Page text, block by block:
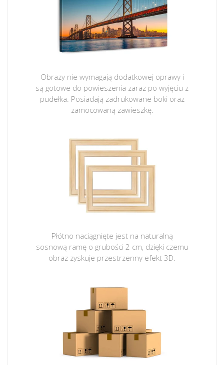
Obrazy nie wymagają dodatkowej oprawy i
są gotowe do powieszenia zaraz po wyjęciu z
pudełka. Posiadają zadrukowane boki oraz
zamocowaną zawieszkę.
Płótno naciągnięte jest na naturalną
sosnową ramę o grubości 2 cm, dzięki czemu
obraz zyskuje przestrzenny efekt 3D.